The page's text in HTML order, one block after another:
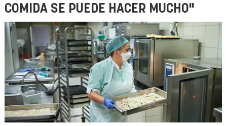
COMIDA SE PUEDE HACER MUCHO"